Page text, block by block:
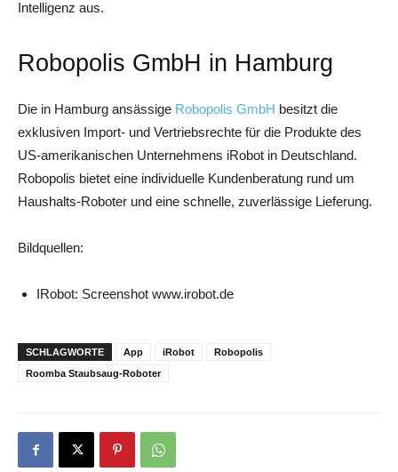
Intelligenz aus.
Robopolis GmbH in Hamburg
Die in Hamburg ansässige Robopolis GmbH besitzt die
exklusiven Import- und Vertriebsrechte für die Produkte des
US-amerikanischen Unternehmens iRobot in Deutschland.
Robopolis bietet eine individuelle Kundenberatung rund um
Haushalts-Roboter und eine schnelle, zuverlässige Lieferung.
Bildquellen:
IRobot: Screenshot www.irobot.de
SCHLAGWORTE App iRobot
Robopolis
Roomba Staubsaug-Roboter